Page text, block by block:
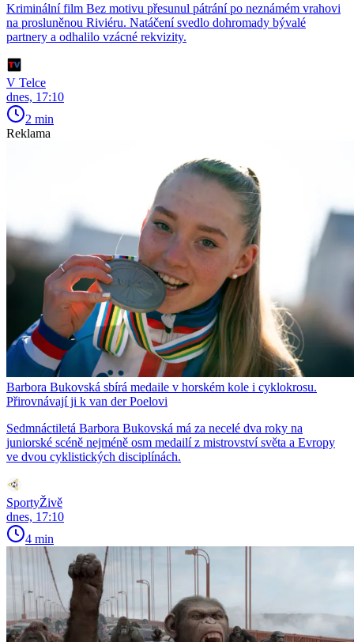
Kriminální film Bez motivu přesunul pátrání po neznámém vrahovi
na prosluněnou Riviéru. Natáčení svedlo dohromady bývalé
partnery a odhalilo vzácné rekvizity.
V Telce
dnes, 17:10
2 min
Reklama
Barbora Bukovská sbírá medaile v horském kole i cyklokrosu.
Přirovnávají ji k van der Poelovi
Sedmnáctiletá Barbora Bukovská má za necelé dva roky na
juniorské scéně nejméně osm medailí z mistrovství světa a Evropy
ve dvou cyklistických disciplínách.
SportyŽivě
dnes, 17:10
4 min